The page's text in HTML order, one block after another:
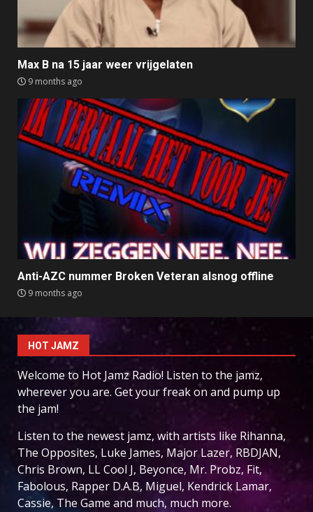
Max B na 15 jaar weer vrijgelaten
9 months ago
Anti-AZC nummer Broken Veteran alsnog offline
9 months ago
HOT JAMZ
Welcome to Hot Jamz Radio! Listen to the jamz,
wherever you are. Get your freak on and pump up
the jam!
Listen to the newest jamz, with artists like Rihanna,
The Opposites, Luke James, Major Lazer, RBDJAN,
Chris Brown, LL Cool J, Beyonce, Mr. Probz, Fit,
Fabolous, Rapper D.A.B, Miguel, Kendrick Lamar,
Cassie, The Game and much, much more.